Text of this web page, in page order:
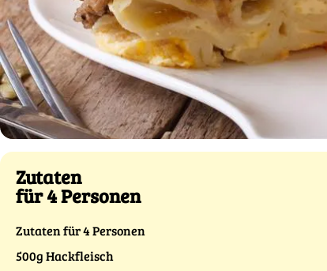
Zutaten
für 4 Personen
Zutaten für 4 Personen
500g Hackfleisch